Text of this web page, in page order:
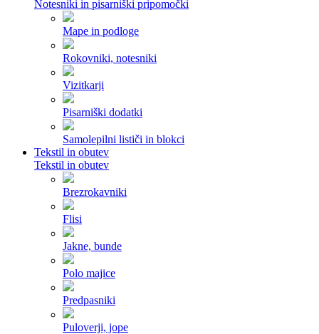
Notesniki in pisarniški pripomočki
Mape in podloge
Rokovniki, notesniki
Vizitkarji
Pisarniški dodatki
Samolepilni lističi in blokci
Tekstil in obutev
Tekstil in obutev
Brezrokavniki
Flisi
Jakne, bunde
Polo majice
Predpasniki
Puloverji, jope